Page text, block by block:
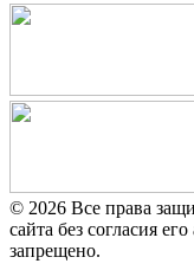
© 2026 Все права
сайта без согласия
запрещено.